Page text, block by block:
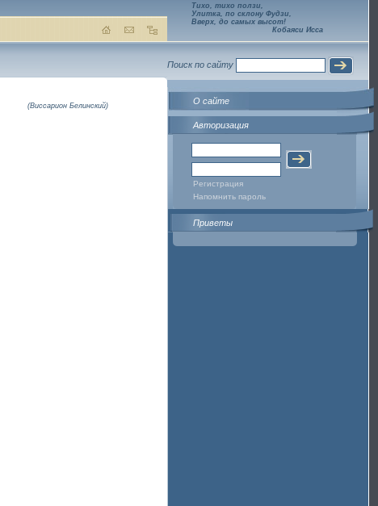
(Виссарион Белинский)
Тихо, тихо ползи,
Улитка, по склону Фудзи,
Вверх, до самых высот!
Кобаяси Исса
Поиск по сайту
О сайте
Авторизация
Регистрация
Напомнить пароль
Приветы